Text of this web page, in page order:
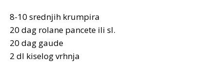
8-10 srednjih krumpira
20 dag rolane pancete ili sl.
20 dag gaude
2 dl kiselog vrhnja